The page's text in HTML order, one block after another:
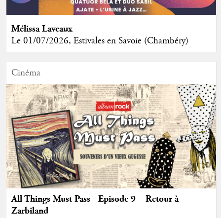
Mélissa Laveaux
Le 01/07/2026, Estivales en Savoie (Chambéry)
Cinéma
All Things Must Pass - Episode 9 – Retour à
Zarbiland